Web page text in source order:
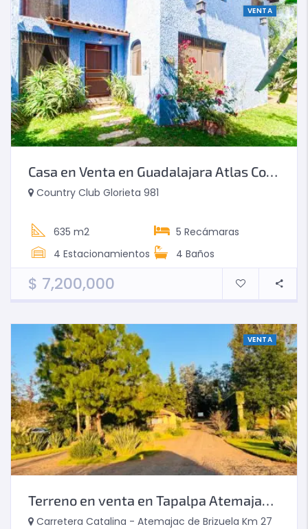
VENTA
Casa en Venta en Guadalajara Atlas Country Club de Golf
Country Club Glorieta 981
635 m2 5 Recámaras
4 Estacionamientos 4 Baños
$ 7,200,000
VENTA
Terreno en venta en Tapalpa Atemajac de Brizuela,
Carretera Catalina - Atemajac de Brizuela Km 27